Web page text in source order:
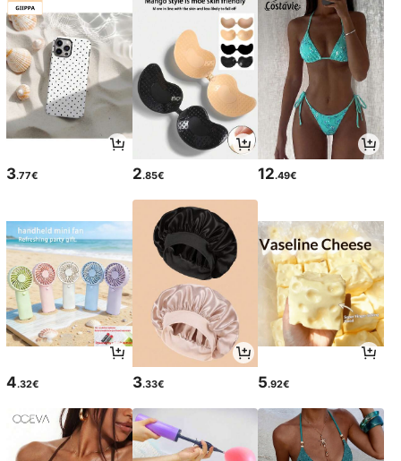
3.77€ 2.85€ 12.49€
4.32€ 3.33€ 5.92€